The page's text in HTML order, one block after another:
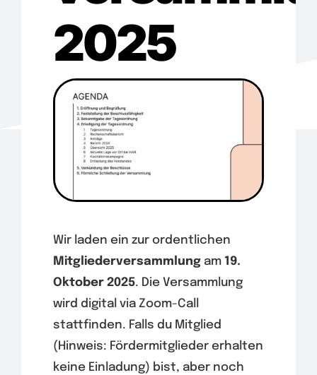
Warenkorb2025
Wir laden ein zur ordentlichen
Mitgliederversammlungam 19.
Oktober 2025. Die Versammlung
wird digital via Zoom-Call
stattfinden. Falls du Mitglied
(Hinweis: Fördermitglieder erhalten
keine Einladung) bist, aber noch